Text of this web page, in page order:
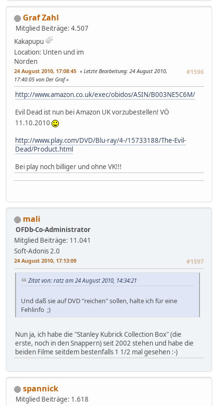
Graf Zahl
Mitglied Beiträge: 4.507
Kakapupu
Location: Unten und im
Norden
24 August 2010, 17:08:45 #1596
Letzte Bearbeitung: 24 August 2010,
17:40:05 von Der Graf
http://www.amazon.co.uk/exec/obidos/ASIN/B003NE5C6M/
Evil Dead ist nun bei Amazon UK vorzubestellen! VÖ
11.10.2010
http://www.play.com/DVD/Blu-ray/4-/15733188/The-Evil-
Dead/Product.html
Bei play noch billiger und ohne VK!!!
mali
OFDb-Co-Administrator
Mitglied Beiträge: 11.041
Soft-Adonis 2.0
24 August 2010, 17:13:09 #1597
Zitat von: ratz am 24 August 2010, 14:34:21
Und daß sie auf DVD "reichen" sollen, halte ich für eine
Fehlinfo ;)
Nun ja, ich habe die "Stanley Kubrick Collection Box" (die
erste, noch in den Snappern) seit 2002 stehen und habe die
beiden Filme seitdem bestenfalls 1 1/2 mal gesehen :-)
spannick
Mitglied Beiträge: 1.618